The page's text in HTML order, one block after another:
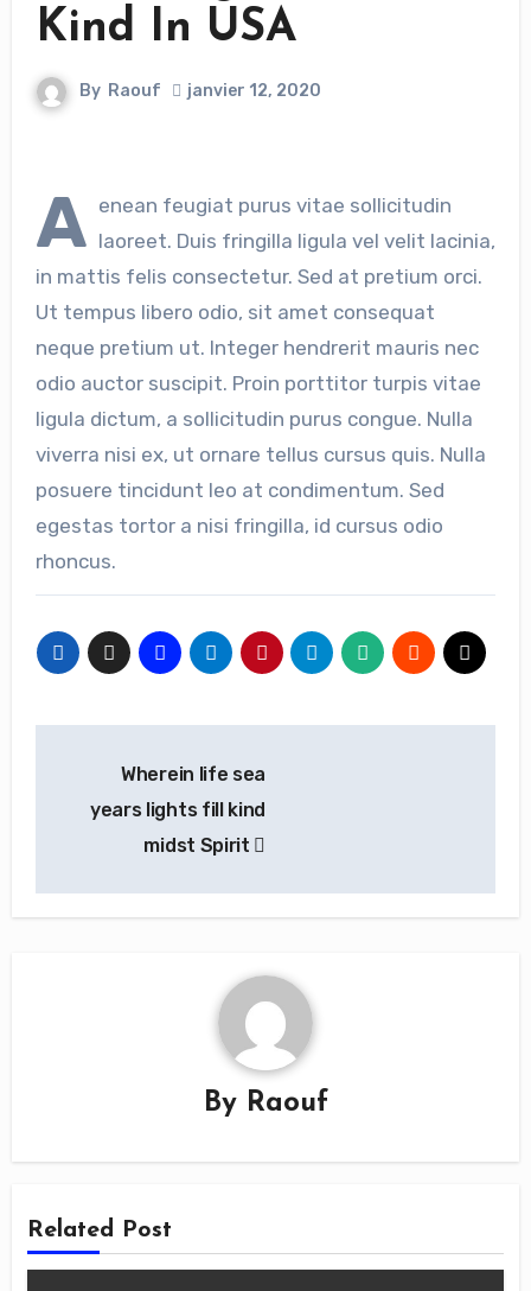
Kind In USA
By Raouf janvier 12, 2020
A enean feugiat purus vitae sollicitudin
laoreet. Duis fringilla ligula vel velit lacinia,
in mattis felis consectetur. Sed at pretium orci.
Ut tempus libero odio, sit amet consequat
neque pretium ut. Integer hendrerit mauris nec
odio auctor suscipit. Proin porttitor turpis vitae
ligula dictum, a sollicitudin purus congue. Nulla
viverra nisi ex, ut ornare tellus cursus quis. Nulla
posuere tincidunt leo at condimentum. Sed
egestas tortor a nisi fringilla, id cursus odio
rhoncus.
l’article
Wherein life sea
years lights fill kind
midst Spirit
By Raouf
Related Post